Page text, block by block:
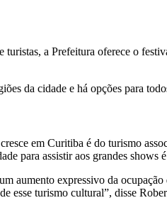
turistas, a Prefeitura oferece o
da cidade e há opções para
em Curitiba é do turismo
para assistir aos grandes shows
aumento expressivo da
esse turismo cultural”, disse